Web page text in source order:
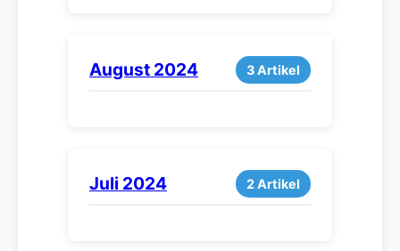
August 2024 3 Artikel
Juli 2024 2 Artikel